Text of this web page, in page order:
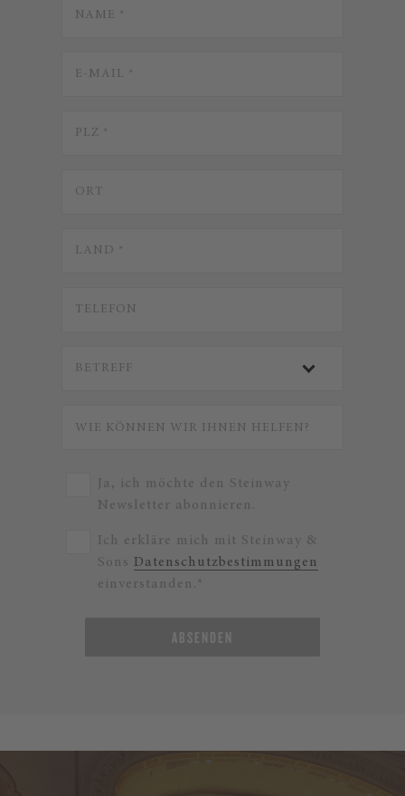
Ja, ich möchte den Steinway
Newsletter abonnieren.
Ich erkläre mich mit Steinway &
Sons Datenschutzbestimmungen
einverstanden.*
ABSENDEN